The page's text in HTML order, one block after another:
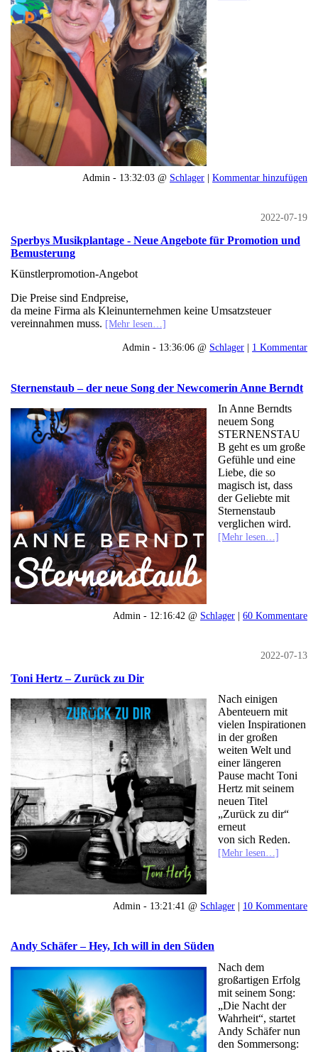
Admin - 13:32:03 @ Schlager | Kommentar hinzufügen
2022-07-19
Sperbys Musikplantage - Neue Angebote für Promotion und
Bemusterung
Künstlerpromotion-Angebot
Die Preise sind Endpreise,
da meine Firma als Kleinunternehmen keine Umsatzsteuer
vereinnahmen muss. [Mehr lesen…]
Admin - 13:36:06 @ Schlager | 1 Kommentar
Sternenstaub – der neue Song der Newcomerin Anne Berndt
In Anne Berndts
neuem Song
STERNENSTAU
B geht es um große
Gefühle und eine
Liebe, die so
magisch ist, dass
der Geliebte mit
Sternenstaub
verglichen wird.
[Mehr lesen…]
Admin - 12:16:42 @ Schlager | 60 Kommentare
2022-07-13
Toni Hertz – Zurück zu Dir
Nach einigen
Abenteuern mit
vielen Inspirationen
in der großen
weiten Welt und
einer längeren
Pause macht Toni
Hertz mit seinem
neuen Titel
„Zurück zu dir“
erneut
von sich Reden.
[Mehr lesen…]
Admin - 13:21:41 @ Schlager | 10 Kommentare
Andy Schäfer – Hey, Ich will in den Süden
Nach dem
großartigen Erfolg
mit seinem Song:
„Die Nacht der
Wahrheit“, startet
Andy Schäfer nun
den Sommersong: